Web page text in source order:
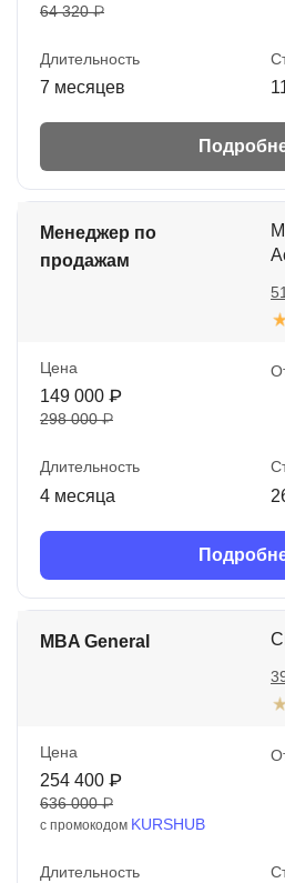
64 320 ₽
Длительность
7 месяцев
Менеджер по
продажам
Цена
149 000 ₽
298 000 ₽
Длительность
4 месяца
MBA General
Цена
254 400 ₽
636 000 ₽
с промокодом KURSHUB
Длительность